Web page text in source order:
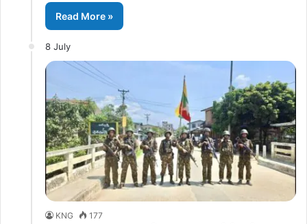
Read More »
8 July
KNG 177